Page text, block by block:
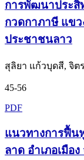
การพัฒนาประสิ
กวดกาภาษี แข
ประชาชนลาว
สุลิยา แก้วบุดสี, จิต
45-56
PDF
แนวทางการฟื้น
ลาด อำเภอเมือ